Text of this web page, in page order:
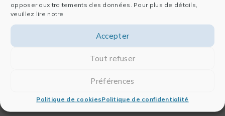
opposer aux traitements des données. Pour plus de détails,
veuillez lire notre
Accepter
Tout refuser
Préférences
Politique de cookiesPolitique de confidentialité